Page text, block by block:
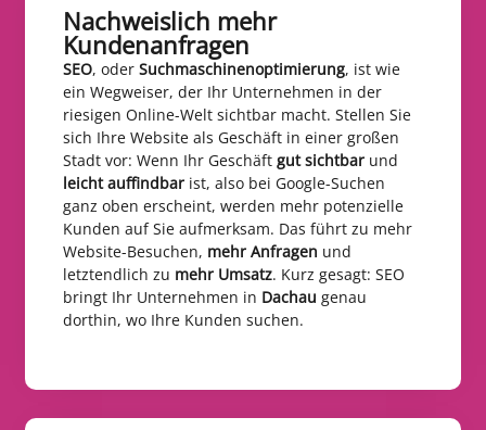
Nachweislich mehr
Kundenanfragen​
SEO, oder Suchmaschinenoptimierung, ist wie
ein Wegweiser, der Ihr Unternehmen in der
riesigen Online-Welt sichtbar macht. Stellen Sie
sich Ihre Website als Geschäft in einer großen
Stadt vor: Wenn Ihr Geschäft gut sichtbar und
leicht auffindbar ist, also bei Google-Suchen
ganz oben erscheint, werden mehr potenzielle
Kunden auf Sie aufmerksam. Das führt zu mehr
Website-Besuchen, mehr Anfragen und
letztendlich zu mehr Umsatz. Kurz gesagt: SEO
bringt Ihr Unternehmen in Dachau genau
dorthin, wo Ihre Kunden suchen.